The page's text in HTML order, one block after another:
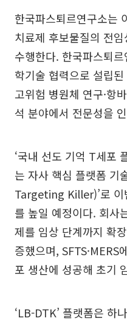
한국파스퇴르연구소는
치료제 후보물질의 전
수행한다. 한국파스퇴
학기술 협력으로 설립
고위험 병원체 연구·항
석 분야에서 전문성을
‘국내 선도 기억 T세포
는 자사 핵심 플랫폼 기
Targeting Killer)’로 이
를 높일 예정이다. 회사
제를 임상 단계까지 확
증했으며,
포 생산에 성공해 초기
‘LB-DTK’ 플랫폼은 하